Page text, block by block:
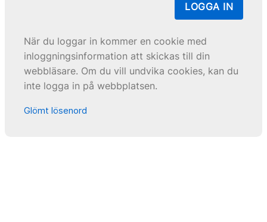
LOGGA IN
När du loggar in kommer en cookie med
inloggningsinformation att skickas till din
webbläsare. Om du vill undvika cookies, kan du
inte logga in på webbplatsen.
Glömt lösenord